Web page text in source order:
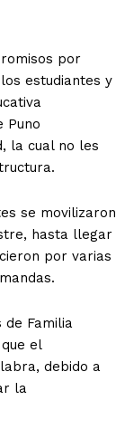
por
estudiantes y
Puno
la cual no les
se movilizaron
hasta llegar
por varias
de Familia
el
debido a
la